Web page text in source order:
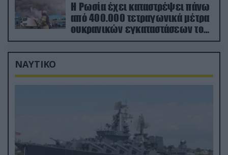
Η Ρωσία έχει καταστρέψει πάνω
από 400.000 τετραγωνικά μέτρα
ουκρανικών εγκαταστάσεων τον
Ιούλιο
ΝΑΥΤΙΚΟ